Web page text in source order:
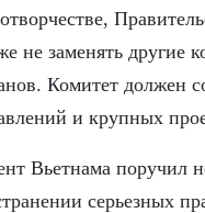
не заменять другие
Комитет должен
и крупных
Вьетнама поручил
серьезных